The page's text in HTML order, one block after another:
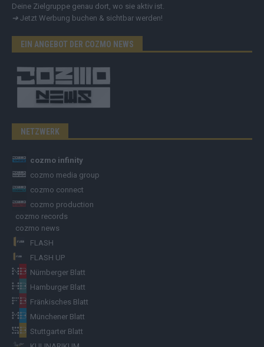
Deine Zielgruppe genau dort, wo sie aktiv ist.
➔ Jetzt Werbung buchen & sichtbar werden!
EIN ANGEBOT DER COZMO NEWS
NETZWERK
cozmo infinity
cozmo media group
cozmo connect
cozmo production
cozmo records
cozmo news
FLASH
FLASH UP
Nürnberger Blatt
Hamburger Blatt
Fränkisches Blatt
Münchener Blatt
Stuttgarter Blatt